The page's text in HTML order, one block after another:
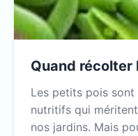
Quand récolter
Les petits pois
nutritifs qui
nos jardins. Mais